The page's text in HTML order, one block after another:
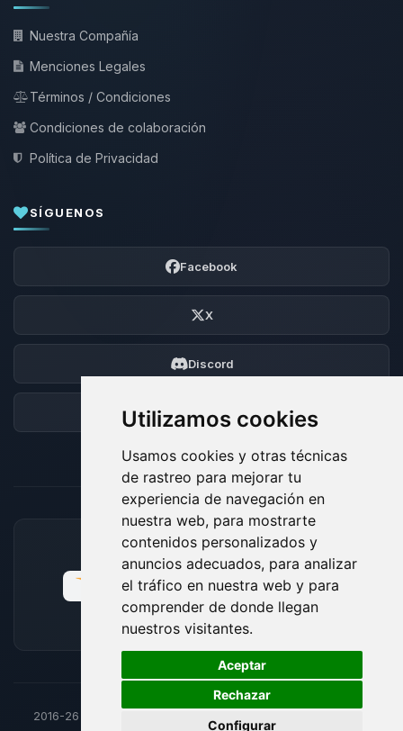
Utilizamos cookies
Usamos cookies y otras técnicas
de rastreo para mejorar tu
experiencia de navegación en
nuestra web, para mostrarte
contenidos personalizados y
anuncios adecuados, para analizar
el tráfico en nuestra web y para
comprender de donde llegan
nuestros visitantes.
Aceptar
Rechazar
Configurar
Nuestra Compañía
Menciones Legales
Términos / Condiciones
Condiciones de colaboración
Política de Privacidad
SÍGUENOS
Facebook
X
Discord
Foro
MÉTODOS DE PAGO ACEPTADOS
2016-26
🍪